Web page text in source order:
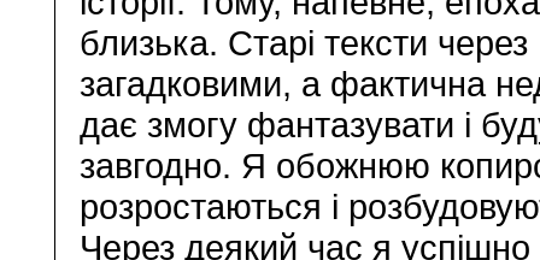
близька. Старі тексти
загадковими, а фактична
дає змогу фантазувати і
завгодно. Я обожнюю
розростаються і
Через деякий час я